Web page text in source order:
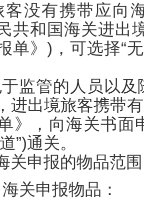
客没有携带应向
共和国海关进
单》)，可选择“
监管的人员以
进出境旅客携带
》，向海关书面
”)通关。
关申报的物品范围
关申报物品：